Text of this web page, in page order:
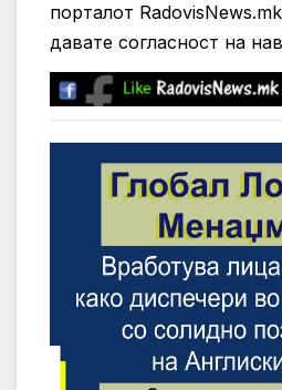
порталот
давате согласност на